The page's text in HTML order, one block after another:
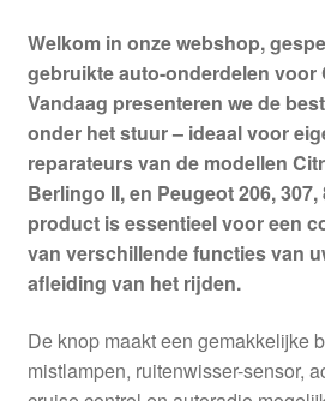
Welkom in onze webshop,
gebruikte auto-onderdelen voor
Vandaag presenteren we de
onder het stuur – ideaal voor
reparateurs van de modellen
Berlingo II, en Peugeot 206, 307,
product is essentieel voor een
van verschillende functies van
afleiding van het rijden.
De knop maakt een gemakkelijke
mistlampen, ruitenwisser-sensor,